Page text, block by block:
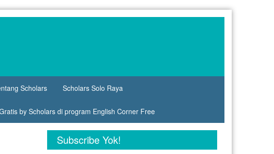
Scholars Scholars Solo Raya
by Scholars di program English Corner Free
Subscribe Yok!